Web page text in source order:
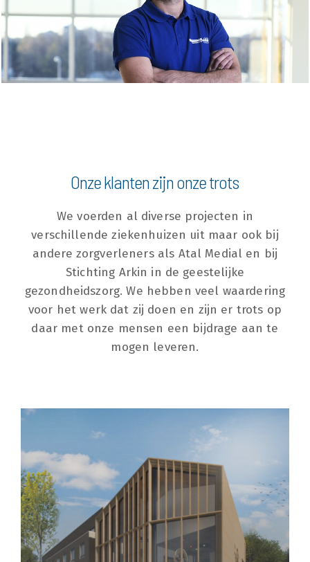
Onze klanten zijn onze trots
We voerden al diverse projecten in
verschillende ziekenhuizen uit maar ook bij
andere zorgverleners als Atal Medial en bij
Stichting Arkin in de geestelijke
gezondheidszorg. We hebben veel waardering
voor het werk dat zij doen en zijn er trots op
daar met onze mensen een bijdrage aan te
mogen leveren.